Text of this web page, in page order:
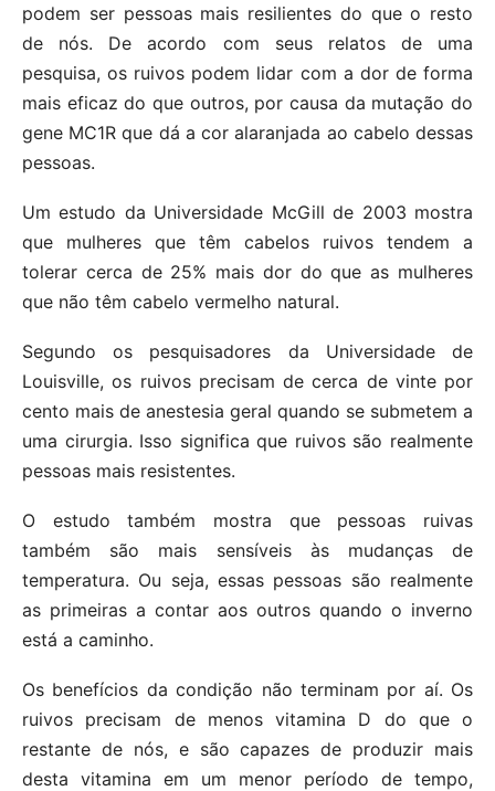
podem ser pessoas mais resilientes do que o resto
de nós. De acordo com seus relatos de uma
pesquisa, os ruivos podem lidar com a dor de forma
mais eficaz do que outros, por causa da mutação do
gene MC1R que dá a cor alaranjada ao cabelo dessas
pessoas.
Um estudo da Universidade McGill de 2003 mostra
que mulheres que têm cabelos ruivos tendem a
tolerar cerca de 25% mais dor do que as mulheres
que não têm cabelo vermelho natural.
Segundo os pesquisadores da Universidade de
Louisville, os ruivos precisam de cerca de vinte por
cento mais de anestesia geral quando se submetem a
uma cirurgia. Isso significa que ruivos são realmente
pessoas mais resistentes.
O estudo também mostra que pessoas ruivas
também são mais sensíveis às mudanças de
temperatura. Ou seja, essas pessoas são realmente
as primeiras a contar aos outros quando o inverno
está a caminho.
Os benefícios da condição não terminam por aí. Os
ruivos precisam de menos vitamina D do que o
restante de nós, e são capazes de produzir mais
desta vitamina em um menor período de tempo,